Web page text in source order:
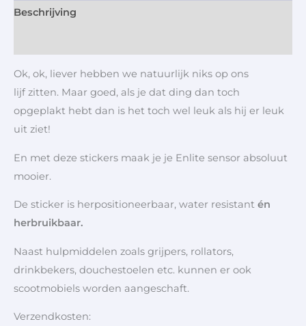
Beschrijving
Ok, ok, liever hebben we natuurlijk niks op ons
lijf zitten. Maar goed, als je dat ding dan toch
opgeplakt hebt dan is het toch wel leuk als hij er leuk
uit ziet!
En met deze stickers maak je je Enlite sensor absoluut
mooier.
De sticker is herpositioneerbaar, water resistant én
herbruikbaar.
Naast hulpmiddelen zoals grijpers, rollators,
drinkbekers, douchestoelen etc. kunnen er ook
scootmobiels worden aangeschaft.
Verzendkosten: